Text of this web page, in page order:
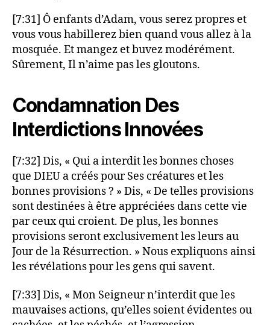
[7:31] Ô enfants d’Adam, vous serez propres et
vous vous habillerez bien quand vous allez à la
mosquée. Et mangez et buvez modérément.
Sûrement, Il n’aime pas les gloutons.
Condamnation Des
Interdictions Innovées
[7:32] Dis, « Qui a interdit les bonnes choses
que DIEU a créés pour Ses créatures et les
bonnes provisions ? » Dis, « De telles provisions
sont destinées à être appréciées dans cette vie
par ceux qui croient. De plus, les bonnes
provisions seront exclusivement les leurs au
Jour de la Résurrection. » Nous expliquons ainsi
les révélations pour les gens qui savent.
[7:33] Dis, « Mon Seigneur n’interdit que les
mauvaises actions, qu’elles soient évidentes ou